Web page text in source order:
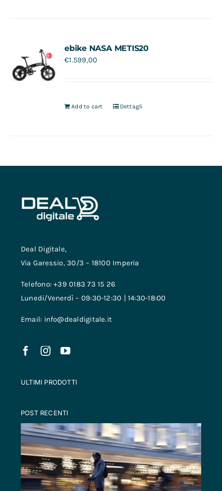
ebike NASA METIS20
€1.599,00
Add to cart Dettagli
Deal Digitale,
Via Garessio, 30/3 – 18100 Imperia
Telefono: +39 0183 73 15 26
Lunedi/Venerdì – 09:30-12:30 | 14:30-18:00
Email: info@dealdigitale.it
ULTIMI PRODOTTI
POST RECENTI